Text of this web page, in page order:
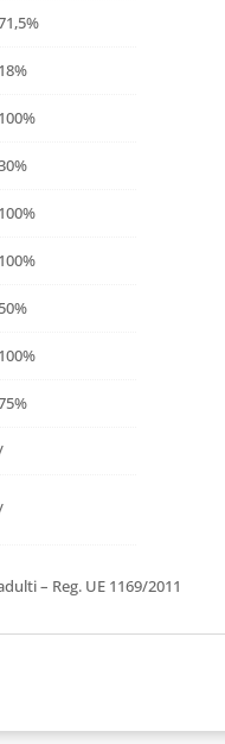
18%
100%
100%
100%
50%
100%
– Reg. UE 1169/2011